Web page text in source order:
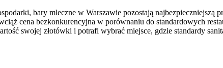
bary mleczne w Warszawie pozostają
cena bezkonkurencyjna w porównaniu do standardowych
swojej złotówki i potrafi wybrać miejsce, gdzie standardy